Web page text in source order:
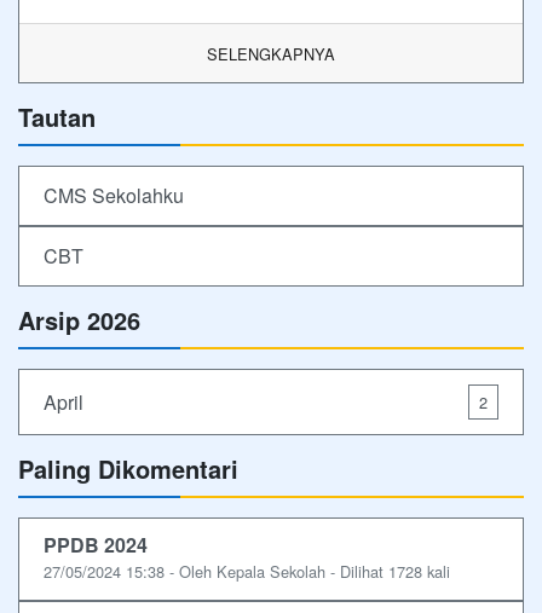
SELENGKAPNYA
Tautan
CMS Sekolahku
CBT
Arsip 2026
April 2
Paling Dikomentari
PPDB 2024
27/05/2024 15:38 - Oleh Kepala Sekolah - Dilihat 1728 kali